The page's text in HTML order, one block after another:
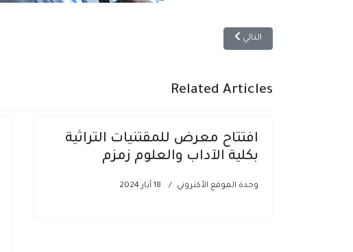
المقال التالي: افتتاح معرض للمقتنيات التراثية بكلية الآداب والعلوم زمزم
التالي
Related Articles
افتتاح معرض للمقتنيات التراثية
بكلية الآداب والعلوم زمزم
وحدة الموقع الأكتروني 18 أيار 2024